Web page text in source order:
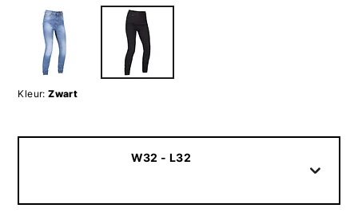
Kleur: Zwart
W32 - L32